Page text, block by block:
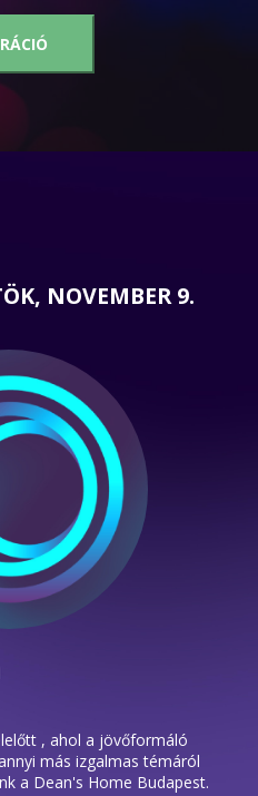
NOVEMBER 9.
, ahol a jövőformáló
más izgalmas témáról
a Dean's Home Budapest.